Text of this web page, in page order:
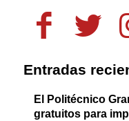
Entradas
El Politécnico
gratuitos para